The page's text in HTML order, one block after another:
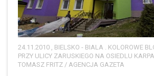
24.11.2010 , BIELSKO - BIALA . KOLOROWE
PRZY ULICY ZARUSKIEGO NA OSIEDLU
TOMASZ FRITZ / AGENCJA GAZETA